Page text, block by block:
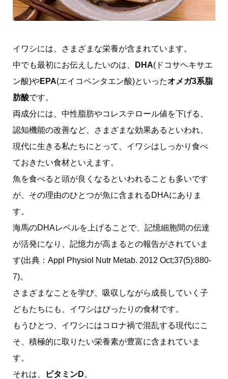
イワシには、さまざまな栄養が含まれています。
中でも最初にお伝えしたいのは、
DHA(ドコサヘキサエ
ン酸)やEPA(エイコペンタエン酸)といったオメガ3系脂
肪酸です。
両成分には、中性脂肪やコレステロール値を下げる、
認知機能の改善など、さまざまな効果あるといわれ、
現代に生きる私たちにとって、イワシはしっかり食べ
ておきたい食材といえます。
魚を食べると頭が良くなるといわれることも多いです
が、その理由のひとつが魚に含まれるDHAにありま
す。
海馬のDHAレベルを上げることで、記憶細胞間の伝達
が活発になり、記憶力が高まるとの報告がされていま
す(出典：Appl Physiol Nutr Metab. 2012 Oct;37(5):880-
7)。
さまざまなことを学び、吸収しながら成長していく子
どもたちにも、イワシはぴったりの食材です。
もうひとつ、イワシにはコロナ禍で混乱する現代にこ
そ、積極的に取りたい栄養素が豊富に含まれていま
す。
それは、
ビタミンD。